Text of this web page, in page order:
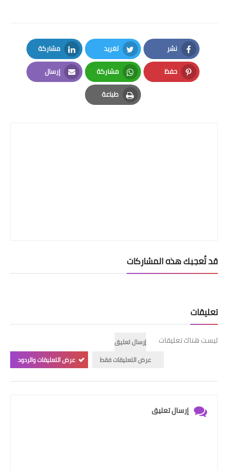
نشر
Facebook
تغريد
Twitter
مشاركة
LinkedIn
حفظ
Pinterest
مشاركة
Whatsapp
إرسال
Email
طباعة
Print
قد تُعجبك هذه المشاركات
تعليقات
ليست هناك تعليقات
إرسال تعليق
عرض التعليقات فقط
عرض التعليقات والردود
إرسال تعليق